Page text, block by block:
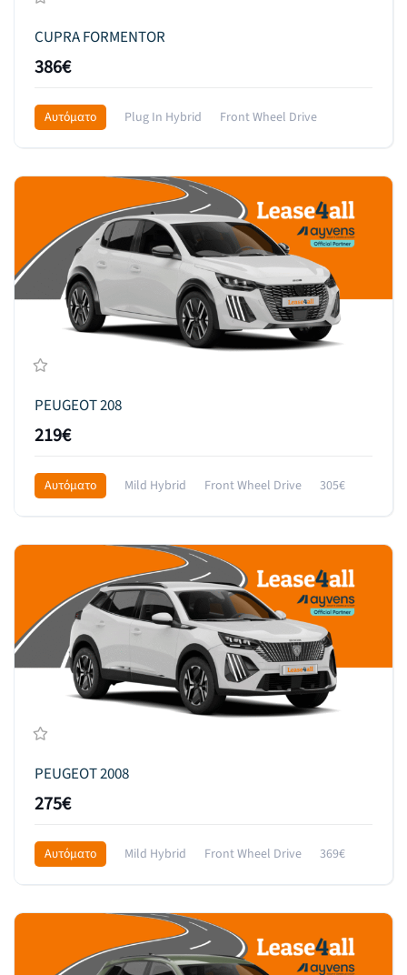
CUPRA FORMENTOR
386€
Αυτόματο Plug In Hybrid
Front Wheel Drive
545€
PEUGEOT 208
219€
Αυτόματο Mild Hybrid Front Wheel Drive 305€
PEUGEOT 2008
275€
Αυτόματο Mild Hybrid Front Wheel Drive 369€